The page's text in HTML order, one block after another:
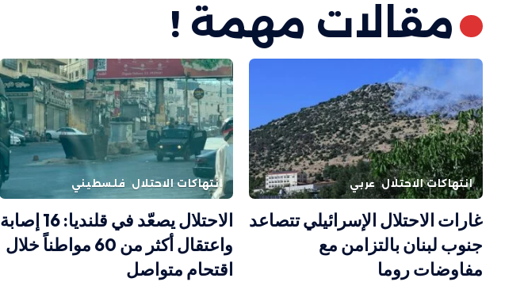
مقالات مهمة !
انتهاكات الاحتلال عربي
غارات الاحتلال الإسرائيلي تتصاعد
جنوب لبنان بالتزامن مع
مفاوضات روما
انتهاكات الاحتلال فلسطيني
الاحتلال يصعّد في قلنديا: 16 إصابة
واعتقال أكثر من 60 مواطناً خلال
اقتحام متواصل